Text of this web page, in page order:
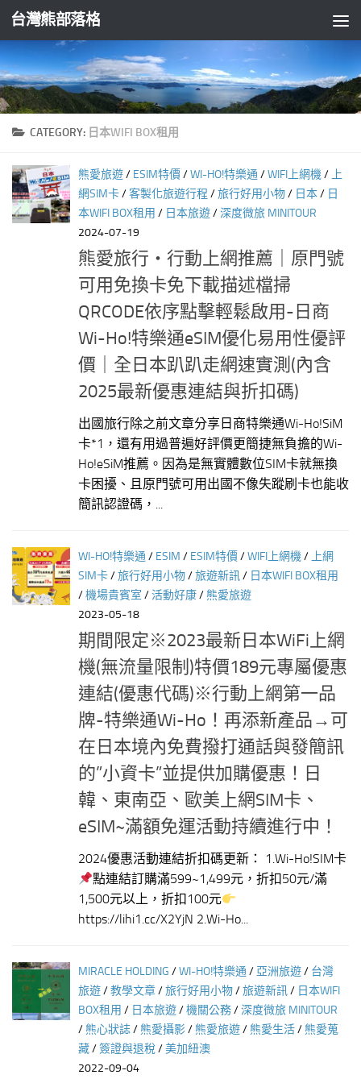
Skip to content
台灣熊部落格
CATEGORY: 日本WIFI BOX租用
熊愛旅遊/ ESIM特價 /WI-HO!特樂通 /WIFI上網機/ 上
網SIM卡/客製化旅遊行程 /旅行好用小物/ 日本/ 日
本WIFI BOX租用 / 日本旅遊/深度微旅 MINITOUR
2024-07-19
熊愛旅行‧行動上網推薦｜原門號
可用免換卡免下載描述檔掃
QRCODE依序點擊輕鬆啟用-日商
Wi-Ho!特樂通eSIM優化易用性優評
價｜全日本趴趴走網速實測(內含
2025最新優惠連結與折扣碼)
出國旅行除之前文章分享日商特樂通Wi-Ho!SiM
卡*1，還有用過普遍好評價更簡捷無負擔的Wi-
Ho!eSiM推薦。因為是無實體數位SIM卡就無換
卡困擾、且原門號可用出國不像失蹤刷卡也能收
簡訊認證碼，...
WI-HO!特樂通 / ESIM / ESIM特價 /WIFI上網機/ 上網
SIM卡/旅行好用小物/旅遊新訊/ 日本WIFI BOX租用
/機場貴賓室 /活動好康/ 熊愛旅遊
2023-05-18
期間限定※2023最新日本WiFi上網
機(無流量限制)特價189元專屬優惠
連結(優惠代碼)※行動上網第一品
牌-特樂通Wi-Ho！再添新產品→可
在日本境內免費撥打通話與發簡訊
的”小資卡”並提供加購優惠！日
韓、東南亞、歐美上網SIM卡、
eSIM~滿額免運活動持續進行中！
2024優惠活動連結折扣碼更新： 1.Wi-Ho!SIM卡
點連結訂購滿599~1,499元，折扣50元/滿
1,500元以上，折扣100元
https://lihi1.cc/X2YjN 2.Wi-Ho...
MIRACLE HOLDING /WI-HO!特樂通 / 亞洲旅遊/ 台灣
旅遊/教學文章/旅行好用小物/旅遊新訊/ 日本WIFI
BOX租用 / 日本旅遊/機關公務/深度微旅 MINITOUR
/ 熊心狀誌/ 熊愛攝影/ 熊愛旅遊/ 熊愛生活/ 熊愛蒐
藏/簽證與退稅/美加紐澳
2022-09-04